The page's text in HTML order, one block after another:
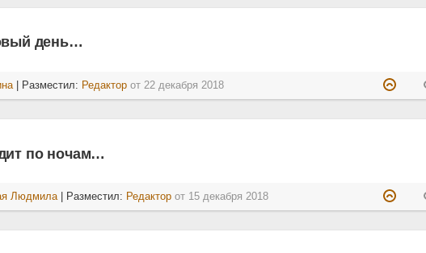
день…
| Разместил: Редактор от22 декабря 2018
по ночам…
Людмила| Разместил: Редактор от 15 декабря 2018